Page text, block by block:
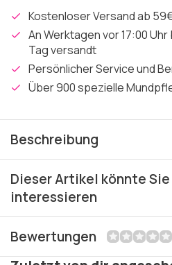
Kostenloser Versand ab
An Werktagen vor 17:00
Tag versandt
Persönlicher Service und
Über 900 spezielle
Beschreibung
Dieser Artikel könnte Sie
interessieren
Bewertungen